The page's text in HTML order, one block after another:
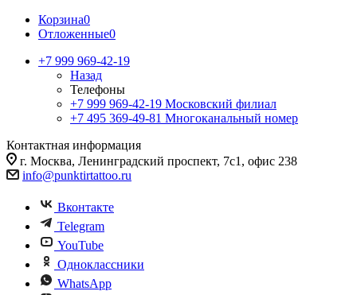
Корзина0
Отложенные0
+7 999 969-42-19
Назад
Телефоны
+7 999 969-42-19 Московский филиал
+7 495 369-49-81 Многоканальный номер
Контактная информация
г. Москва, Ленинградский проспект, 7с1, офис 238
info@punktirtattoo.ru
Вконтакте
Telegram
YouTube
Одноклассники
WhatsApp